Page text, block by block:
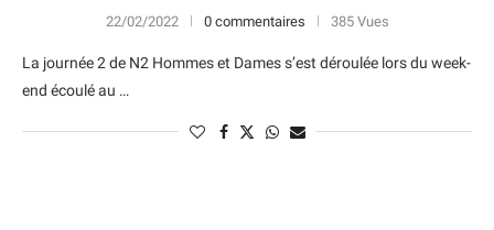
22/02/2022 0 commentaires 385 Vues
La journée 2 de N2 Hommes et Dames s’est déroulée lors du week-
end écoulé au …